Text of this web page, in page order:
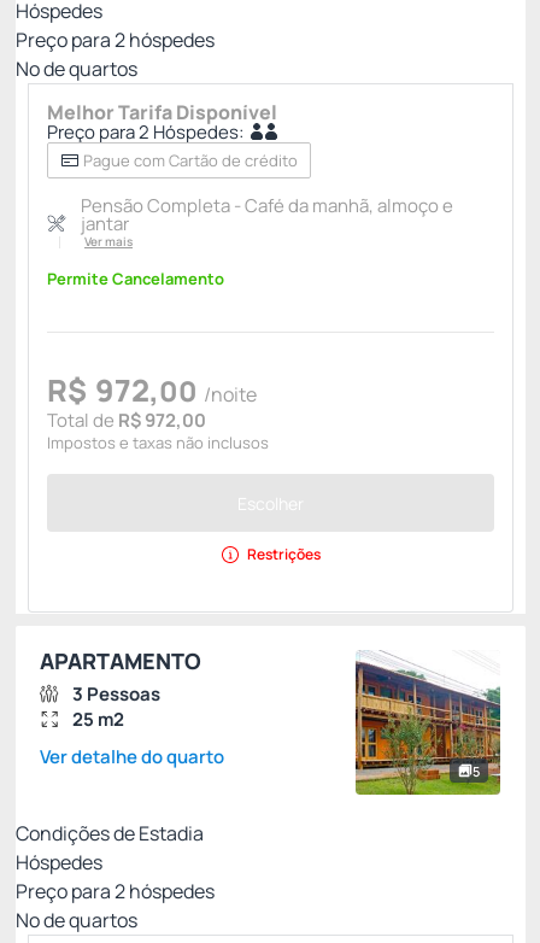
Hóspedes
Preço para2hóspedes
Nº de quartos
Melhor Tarifa Disponível
Preço para 2 Hóspedes:
Pague com Cartão de crédito
Pensão Completa - Café da manhã, almoço e
jantar
Ver mais
Permite Cancelamento
R$ 972,00 /noite
Total de R$ 972,00
Impostos e taxas não inclusos
Escolher
Restrições
5
APARTAMENTO
3 Pessoas
25 m2
Ver detalhe do quarto
Condições de Estadia
Hóspedes
Preço para2hóspedes
Nº de quartos